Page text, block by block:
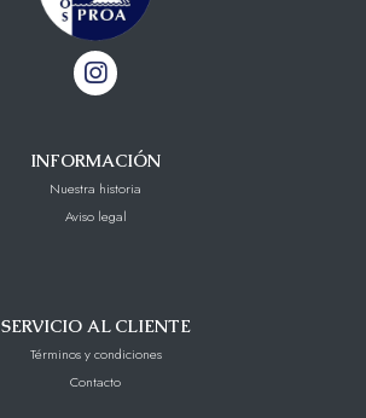
INFORMACIÓN
Nuestra historia
Aviso legal
SERVICIO AL CLIENTE
Términos y condiciones
Contacto